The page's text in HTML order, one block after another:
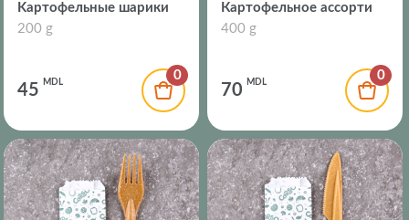
Kартофельные шарики
200 g
45 MDL 0
Картофельное ассорти
400 g
70 MDL 0